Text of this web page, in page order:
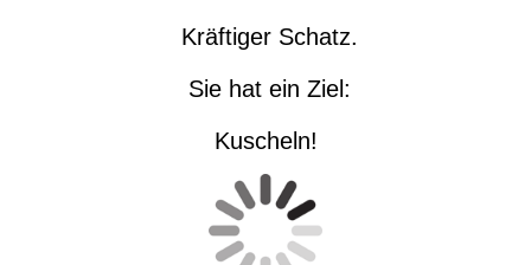
Kräftiger Schatz.
Sie hat ein Ziel:
Kuscheln!